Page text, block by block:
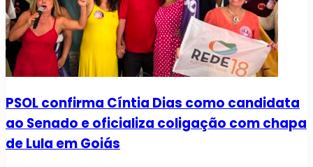
PSOL confirma Cíntia Dias como candidata
ao Senado e oficializa coligação com chapa
de Lula em Goiás